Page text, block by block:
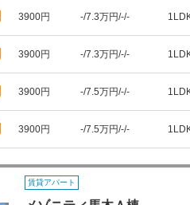
3900円 -/7.3万円/-/-
3900円 -/7.3万円/-/-
3900円 -/7.5万円/-/-
3900円 -/7.5万円/-/-
賃貸アパート